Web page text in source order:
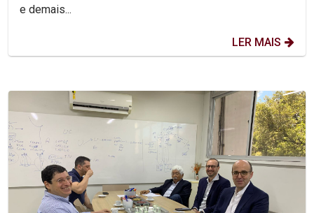
e demais...
LER MAIS